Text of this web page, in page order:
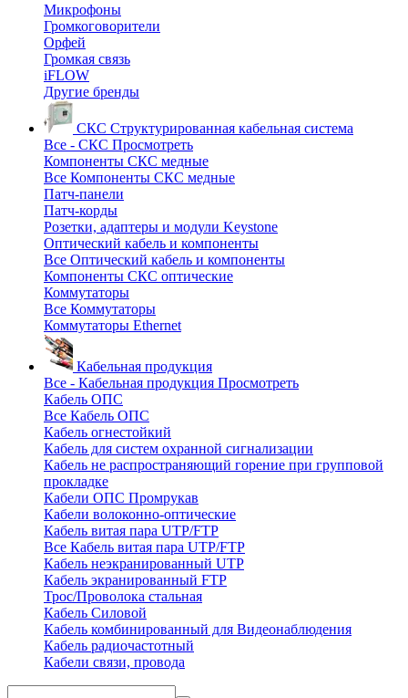
Микрофоны
Громкоговорители
Орфей
Громкая связь
iFLOW
Другие бренды
СКС Структурированная кабельная система
Все - СКС Просмотреть
Компоненты СКС медные
Все Компоненты СКС медные
Патч-панели
Патч-корды
Розетки, адаптеры и модули Keystone
Оптический кабель и компоненты
Все Оптический кабель и компоненты
Компоненты СКС оптические
Коммутаторы
Все Коммутаторы
Коммутаторы Ethernet
Кабельная продукция
Все - Кабельная продукция Просмотреть
Кабель ОПС
Все Кабель ОПС
Кабель огнестойкий
Кабель для систем охранной сигнализации
Кабель не распространяющий горение при групповой
прокладке
Кабели ОПС Промрукав
Кабели волоконно-оптические
Кабель витая пара UTP/FTP
Все Кабель витая пара UTP/FTP
Кабель неэкранированный UTP
Кабель экранированный FTP
Трос/Проволока стальная
Кабель Силовой
Кабель комбинированный для Видеонаблюдения
Кабель радиочастотный
Кабели связи, провода